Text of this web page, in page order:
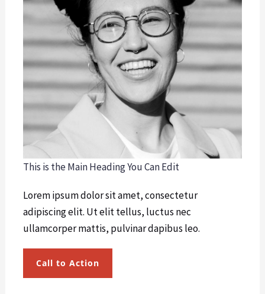
This is the Main Heading You Can Edit
Lorem ipsum dolor sit amet, consectetur
adipiscing elit. Ut elit tellus, luctus nec
ullamcorper mattis, pulvinar dapibus leo.
Call to Action